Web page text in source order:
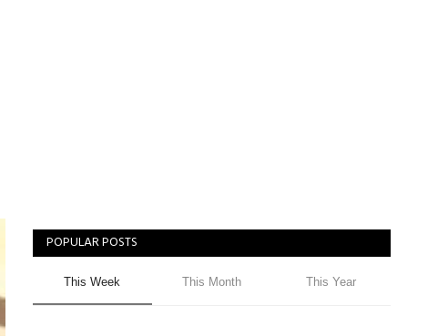
POPULAR POSTS
This Week This Month This Year